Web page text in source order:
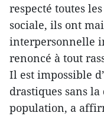
respecté toutes
sociale, ils ont
interpersonnelle
renoncé à tout
Il est impossible
drastiques sans
population, a